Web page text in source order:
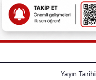
Yayın Tarihi